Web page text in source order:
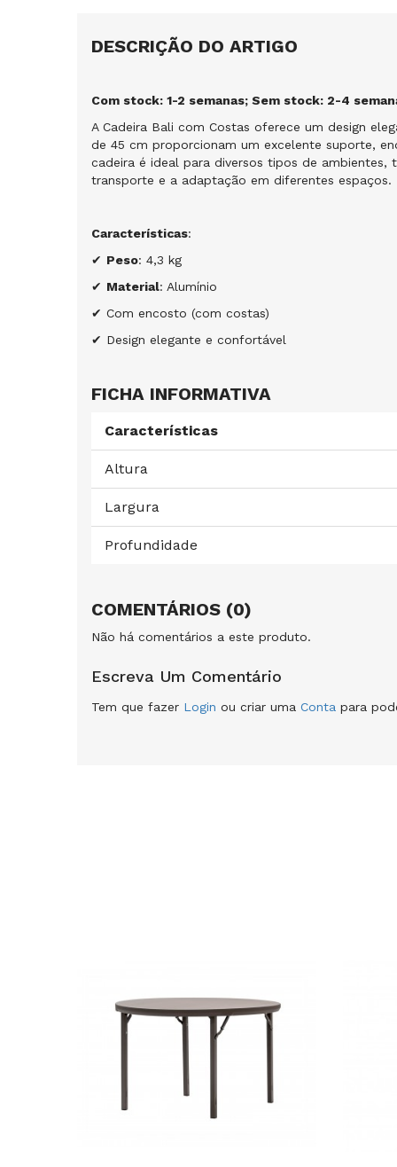
DESCRIÇÃO DO ARTIGO
Com stock: 1-2 semanas; Sem stock: 2-4
A Cadeira Bali com Costas oferece um design
de 45 cm proporcionam um excelente suporte,
cadeira é ideal para diversos tipos de
transporte e a adaptação em diferentes espaços.
Características:
✔ Peso: 4,3 kg
✔ Material: Alumínio
✔ Com encosto (com costas)
✔ Design elegante e confortável
FICHA INFORMATIVA
Características
Altura
Largura
Profundidade
COMENTÁRIOS (0)
Não há comentários a este produto.
Escreva Um Comentário
Tem que fazer Login ou criar uma Conta para